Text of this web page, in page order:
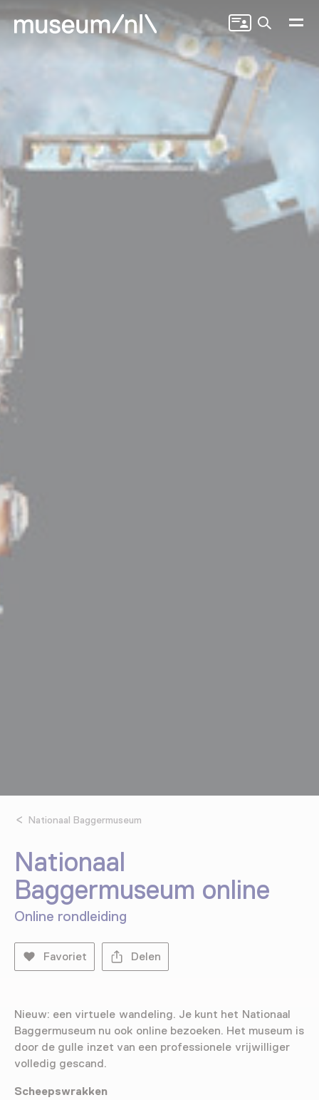
Zoeken
Nationaal Baggermuseum
Nationaal
Baggermuseum online
Online rondleiding
Favoriet Delen
Nieuw: een virtuele wandeling. Je kunt het Nationaal
Baggermuseum nu ook online bezoeken. Het museum is
door de gulle inzet van een professionele vrijwilliger
volledig gescand.
Scheepswrakken